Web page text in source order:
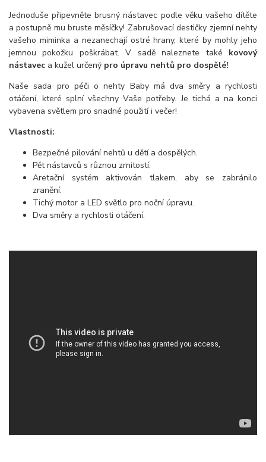
Jednoduše připevněte brusný nástavec podle věku vašeho dítěte
a postupně mu bruste měsíčky! Zabrušovací destičky zjemní nehty
vašeho miminka a nezanechají ostré hrany, které by mohly jeho
jemnou pokožku poškrábat. V sadě naleznete také kovový
nástavec a kužel určený pro úpravu nehtů pro dospělé!
Naše sada pro péči o nehty Baby má dva směry a rychlosti
otáčení, které splní všechny Vaše potřeby. Je tichá a na konci
vybavena světlem pro snadné použití i večer!
Vlastnosti:
Bezpečné pilování nehtů u dětí a dospělých.
Pět nástavců s různou zrnitostí.
Aretační systém aktivován tlakem, aby se zabránilo
zranění.
Tichý motor a LED světlo pro noční úpravu.
Dva směry a rychlosti otáčení.